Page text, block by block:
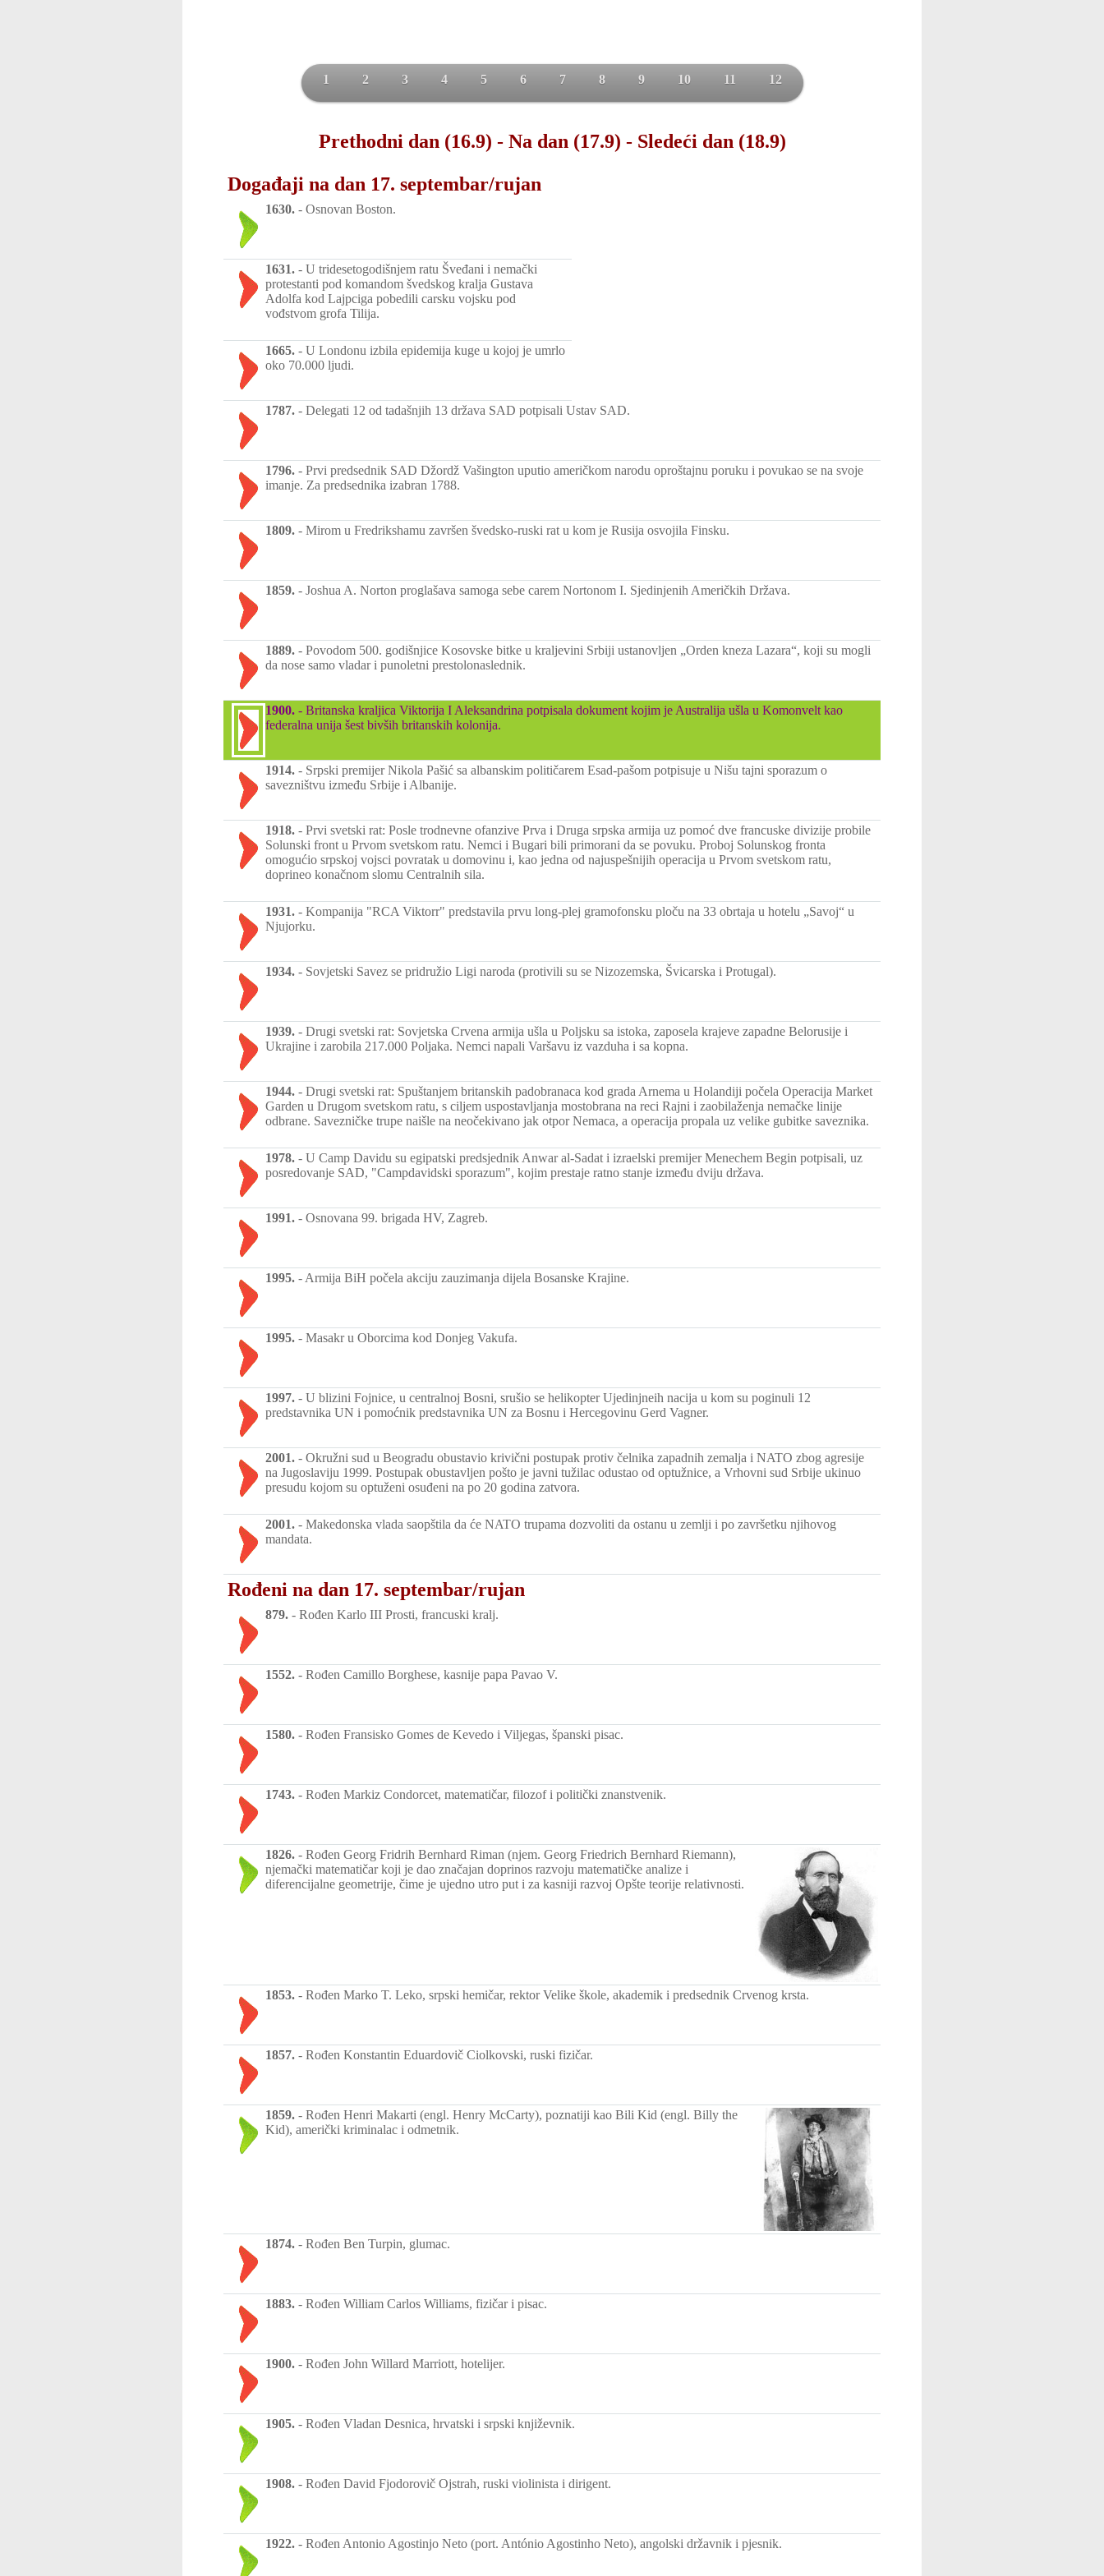
1 2 3 4 5 6 7 8 9 10 11 12
Prethodni dan (16.9) - Na dan (17.9) - Sledeći dan (18.9)
Događaji na dan 17. septembar/rujan
1630. - Osnovan Boston.
1631. - U tridesetogodišnjem ratu Šveđani i nemački
protestanti pod komandom švedskog kralja Gustava
Adolfa kod Lajpciga pobedili carsku vojsku pod
vođstvom grofa Tilija.
1665. - U Londonu izbila epidemija kuge u kojoj je umrlo
oko 70.000 ljudi.
1787. - Delegati 12 od tadašnjih 13 država SAD potpisali Ustav SAD.
1796. - Prvi predsednik SAD Džordž Vašington uputio američkom narodu oproštajnu poruku i povukao se na svoje
imanje. Za predsednika izabran 1788.
1809. - Mirom u Fredrikshamu završen švedsko-ruski rat u kom je Rusija osvojila Finsku.
1859. - Joshua A. Norton proglašava samoga sebe carem Nortonom I. Sjedinjenih Američkih Država.
1889. - Povodom 500. godišnjice Kosovske bitke u kraljevini Srbiji ustanovljen „Orden kneza Lazara“, koji su mogli
da nose samo vladar i punoletni prestolonaslednik.
1900. - Britanska kraljica Viktorija I Aleksandrina potpisala dokument kojim je Australija ušla u Komonvelt kao
federalna unija šest bivših britanskih kolonija.
1914. - Srpski premijer Nikola Pašić sa albanskim političarem Esad-pašom potpisuje u Nišu tajni sporazum o
savezništvu između Srbije i Albanije.
1918. - Prvi svetski rat: Posle trodnevne ofanzive Prva i Druga srpska armija uz pomoć dve francuske divizije probile
Solunski front u Prvom svetskom ratu. Nemci i Bugari bili primorani da se povuku. Proboj Solunskog fronta
omogućio srpskoj vojsci povratak u domovinu i, kao jedna od najuspešnijih operacija u Prvom svetskom ratu,
doprineo konačnom slomu Centralnih sila.
1931. - Kompanija "RCA Viktorr" predstavila prvu long-plej gramofonsku ploču na 33 obrtaja u hotelu „Savoj“ u
Njujorku.
1934. - Sovjetski Savez se pridružio Ligi naroda (protivili su se Nizozemska, Švicarska i Protugal).
1939. - Drugi svetski rat: Sovjetska Crvena armija ušla u Poljsku sa istoka, zaposela krajeve zapadne Belorusije i
Ukrajine i zarobila 217.000 Poljaka. Nemci napali Varšavu iz vazduha i sa kopna.
1944. - Drugi svetski rat: Spuštanjem britanskih padobranaca kod grada Arnema u Holandiji počela Operacija Market
Garden u Drugom svetskom ratu, s ciljem uspostavljanja mostobrana na reci Rajni i zaobilaženja nemačke linije
odbrane. Savezničke trupe naišle na neočekivano jak otpor Nemaca, a operacija propala uz velike gubitke saveznika.
1978. - U Camp Davidu su egipatski predsjednik Anwar al-Sadat i izraelski premijer Menechem Begin potpisali, uz
posredovanje SAD, "Campdavidski sporazum", kojim prestaje ratno stanje između dviju država.
1991. - Osnovana 99. brigada HV, Zagreb.
1995. - Armija BiH počela akciju zauzimanja dijela Bosanske Krajine.
1995. - Masakr u Oborcima kod Donjeg Vakufa.
1997. - U blizini Fojnice, u centralnoj Bosni, srušio se helikopter Ujedinjneih nacija u kom su poginuli 12
predstavnika UN i pomoćnik predstavnika UN za Bosnu i Hercegovinu Gerd Vagner.
2001. - Okružni sud u Beogradu obustavio krivični postupak protiv čelnika zapadnih zemalja i NATO zbog agresije
na Jugoslaviju 1999. Postupak obustavljen pošto je javni tužilac odustao od optužnice, a Vrhovni sud Srbije ukinuo
presudu kojom su optuženi osuđeni na po 20 godina zatvora.
2001. - Makedonska vlada saopštila da će NATO trupama dozvoliti da ostanu u zemlji i po završetku njihovog
mandata.
Rođeni na dan 17. septembar/rujan
879. - Rođen Karlo III Prosti, francuski kralj.
1552. - Rođen Camillo Borghese, kasnije papa Pavao V.
1580. - Rođen Fransisko Gomes de Kevedo i Viljegas, španski pisac.
1743. - Rođen Markiz Condorcet, matematičar, filozof i politički znanstvenik.
1826. - Rođen Georg Fridrih Bernhard Riman (njem. Georg Friedrich Bernhard Riemann),
njemački matematičar koji je dao značajan doprinos razvoju matematičke analize i
diferencijalne geometrije, čime je ujedno utro put i za kasniji razvoj Opšte teorije relativnosti.
1853. - Rođen Marko T. Leko, srpski hemičar, rektor Velike škole, akademik i predsednik Crvenog krsta.
1857. - Rođen Konstantin Eduardovič Ciolkovski, ruski fizičar.
1859. - Rođen Henri Makarti (engl. Henry McCarty), poznatiji kao Bili Kid (engl. Billy the
Kid), američki kriminalac i odmetnik.
1874. - Rođen Ben Turpin, glumac.
1883. - Rođen William Carlos Williams, fizičar i pisac.
1900. - Rođen John Willard Marriott, hotelijer.
1905. - Rođen Vladan Desnica, hrvatski i srpski književnik.
1908. - Rođen David Fjodorovič Ojstrah, ruski violinista i dirigent.
1922. - Rođen Antonio Agostinjo Neto (port. António Agostinho Neto), angolski državnik i pjesnik.